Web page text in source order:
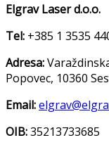
Elgrav Laser d.o.o.
Tel: +385 1 3535
Adresa:
Popovec, 10360
Email:
OIB:35213733685